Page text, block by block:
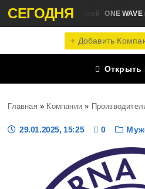
СЕГОДНЯ
Новости Производителей ONE
+ Добавить
Открыть
Главная » Компании»
29.01.2025, 15:25 0